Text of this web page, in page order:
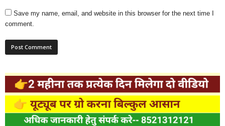
Save my name, email, and website in this browser for the next time I
comment.